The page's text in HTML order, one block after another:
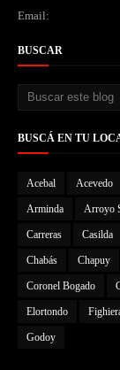
Email:
BUSCAR
BUSCÁ EN TU
Acebal Acevedo
Arminda Arroyo
Carreras Casilda
Chabás Chapuy
Coronel Bogado
Elortondo
Godoy